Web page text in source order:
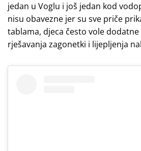
jedan u Voglu i još jedan kod
nisu obavezne jer su sve priče
tablama, djeca često vole
rješavanja zagonetki i lijepljenja